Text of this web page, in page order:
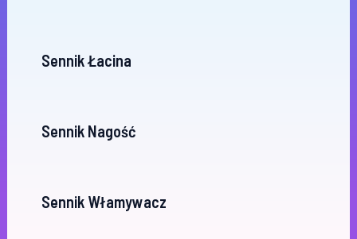
Sennik Łacina
Sennik Nagość
Sennik Włamywacz